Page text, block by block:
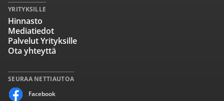
SEURAA NETTIAUTOA
Facebook
YRITYKSILLE
Hinnasto
Mediatiedot
Palvelut Yrityksille
Ota yhteyttä